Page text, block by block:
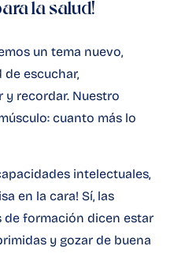
la salud!
un tema nuevo,
escuchar,
recordar. Nuestro
cuanto más lo
intelectuales,
en la cara! Sí, las
de formación dicen estar
y gozar de buena